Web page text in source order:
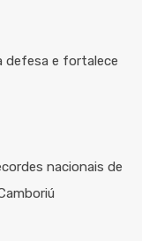
defesa e fortalece
nacionais de